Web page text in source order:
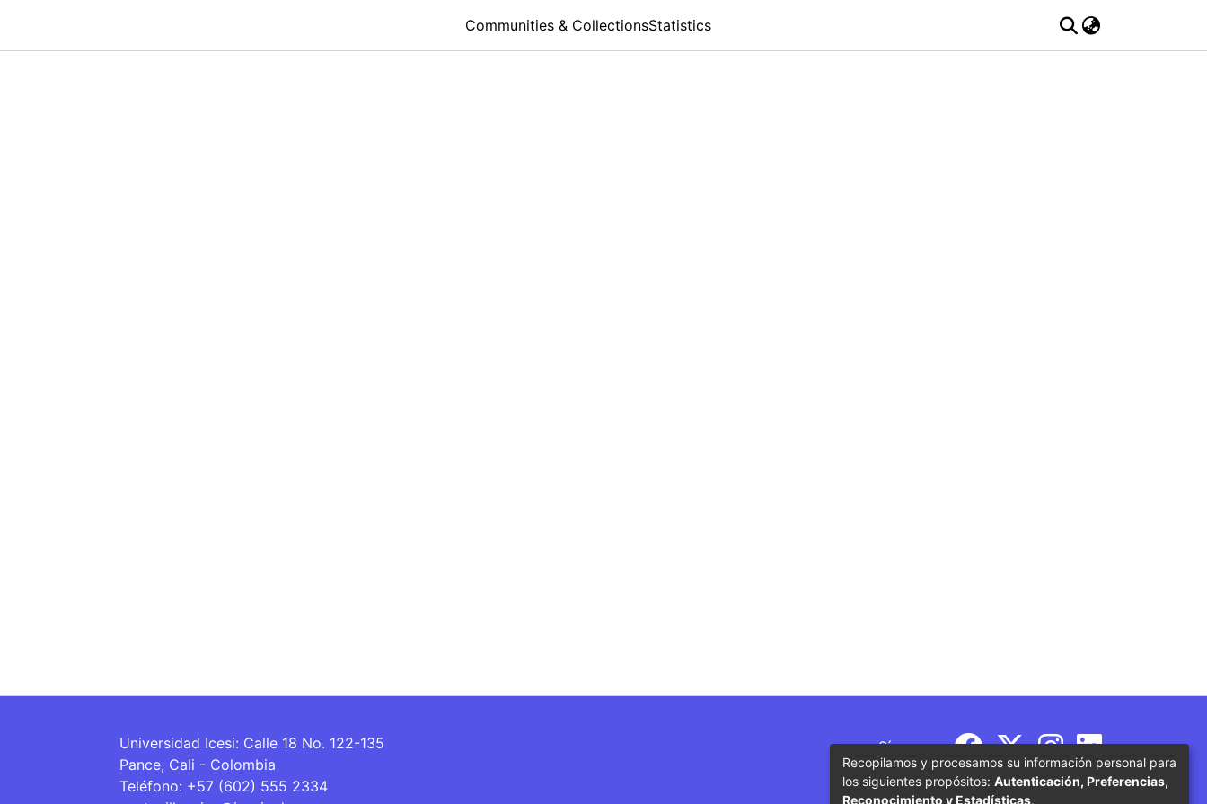
Communities & CollectionsStatistics
Universidad Icesi: Calle 18 No. 122-135
Pance, Cali - Colombia
Teléfono: +57 (602) 555 2334
Síguenos
Recopilamos y procesamos su información personal para
los siguientes propósitos: Autenticación, Preferencias,
Reconocimiento y Estadísticas.